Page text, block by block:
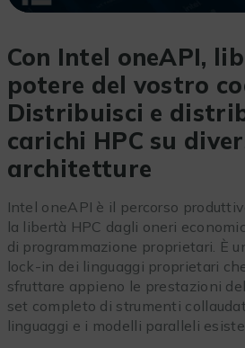
Con Intel oneAPI,
potere del vostro
Distribuisci e
carichi HPC su
architetture
Intel oneAPI è il percorso
la libertà HPC dagli oneri
di programmazione proprietari. È
lock-in dei linguaggi proprietari
sfruttare appieno le prestazioni
set completo di strumenti
linguaggi e i modelli paralleli